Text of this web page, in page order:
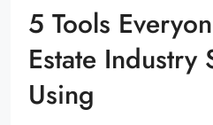
5 Tools
Estate Industry
Using